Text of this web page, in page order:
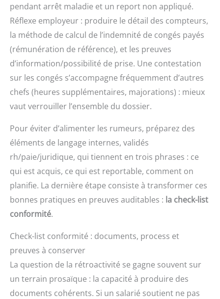
pendant arrêt maladie et un report non appliqué.
Réflexe employeur : produire le détail des compteurs,
la méthode de calcul de l’indemnité de congés payés
(rémunération de référence), et les preuves
d’information/possibilité de prise. Une contestation
sur les congés s’accompagne fréquemment d’autres
chefs (heures supplémentaires, majorations) : mieux
vaut verrouiller l’ensemble du dossier.
Pour éviter d’alimenter les rumeurs, préparez des
éléments de langage internes, validés
rh/paie/juridique, qui tiennent en trois phrases : ce
qui est acquis, ce qui est reportable, comment on
planifie. La dernière étape consiste à transformer ces
bonnes pratiques en preuves auditables : la check-list
conformité.
Check-list conformité : documents, process et
preuves à conserver
La question de la rétroactivité se gagne souvent sur
un terrain prosaïque : la capacité à produire des
documents cohérents. Si un salarié soutient ne pas